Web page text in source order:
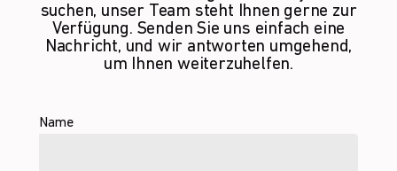
suchen, unser Team steht Ihnen gerne zur
Verfügung. Senden Sie uns einfach eine
Nachricht, und wir antworten umgehend,
um Ihnen weiterzuhelfen.
Name